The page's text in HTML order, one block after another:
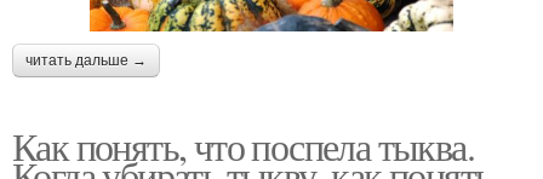
читать дальше →
Как понять, что поспела тыква.